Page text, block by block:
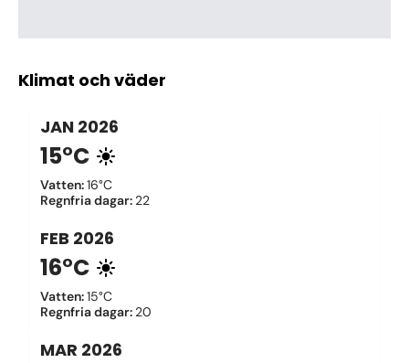
Klimat och väder
JAN 2026
15°C
Vatten:16°C
Regnfria dagar: 22
FEB 2026
16°C
Vatten:15°C
Regnfria dagar: 20
MAR 2026